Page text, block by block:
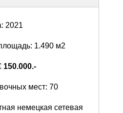
2021
1.490 м2
150.000.-
мест: 70
немецкая сетевая